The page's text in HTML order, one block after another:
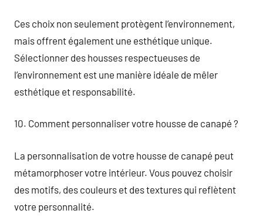
Ces choix non seulement protègent l’environnement,
mais offrent également une esthétique unique.
Sélectionner des housses respectueuses de
l’environnement est une manière idéale de mêler
esthétique et responsabilité.
10. Comment personnaliser votre housse de canapé ?
La personnalisation de votre housse de canapé peut
métamorphoser votre intérieur. Vous pouvez choisir
des motifs, des couleurs et des textures qui reflètent
votre personnalité.